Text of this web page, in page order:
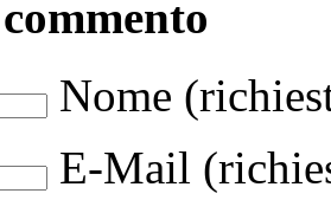
Nome
E-Mail